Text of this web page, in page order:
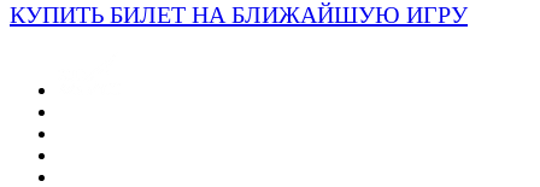
КУПИТЬ БИЛЕТ НА БЛИЖАЙШУЮ ИГРУ